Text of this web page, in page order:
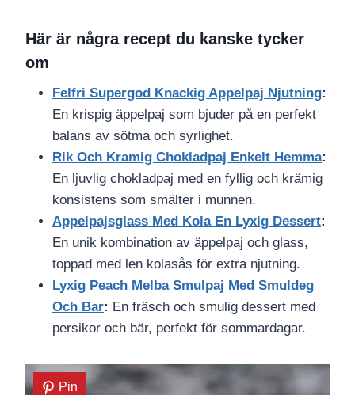
Här är några recept du kanske tycker
om
Felfri Supergod Knackig Appelpaj Njutning:
En krispig äppelpaj som bjuder på en perfekt
balans av sötma och syrlighet.
Rik Och Kramig Chokladpaj Enkelt Hemma:
En ljuvlig chokladpaj med en fyllig och krämig
konsistens som smälter i munnen.
Appelpajsglass Med Kola En Lyxig Dessert:
En unik kombination av äppelpaj och glass,
toppad med len kolasås för extra njutning.
Lyxig Peach Melba Smulpaj Med Smuldeg
Och Bar: En fräsch och smulig dessert med
persikor och bär, perfekt för sommardagar.
Pin